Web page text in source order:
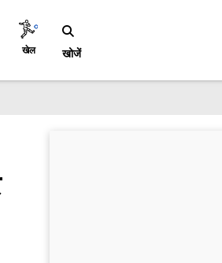
खेल खोजें